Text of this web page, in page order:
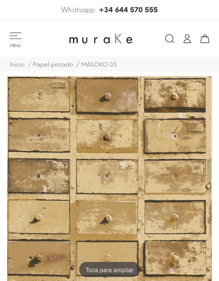
Whatsapp: +34 644 570 555
MENU
Inicio Papel pintado MASOKO 03
Toca para ampliar